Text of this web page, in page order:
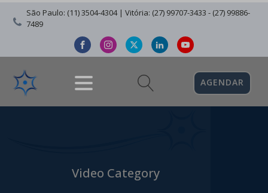
São Paulo: (11) 3504-4304 | Vitória: (27) 99707-3433 - (27) 99886-
7489
AGENDAR
Video Category